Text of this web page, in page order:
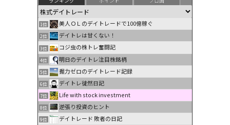
1位 美人ＯＬのデイトレードで100億稼ぐ
2位 デイトレは甘くない！
3位 コジ虫の株トレ奮闘記
4位 明日のデイトレ注目株銘柄
5位 握力ゼロのデイトレード記録
6位 デイトレ徒然日記
7位 Life with stock investment
8位 逆張り投資のヒント
9位 デイトレード 敗者の日記